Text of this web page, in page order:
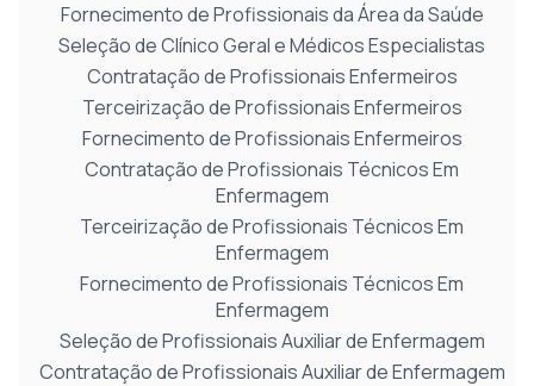
Fornecimento de Profissionais da Área da Saúde
Seleção de Clínico Geral e Médicos Especialistas
Contratação de Profissionais Enfermeiros
Terceirização de Profissionais Enfermeiros
Fornecimento de Profissionais Enfermeiros
Contratação de Profissionais Técnicos Em
Enfermagem
Terceirização de Profissionais Técnicos Em
Enfermagem
Fornecimento de Profissionais Técnicos Em
Enfermagem
Seleção de Profissionais Auxiliar de Enfermagem
Contratação de Profissionais Auxiliar de Enfermagem